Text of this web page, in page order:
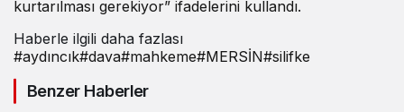
kurtarılması gerekiyor” ifadelerini kullandı.
Haberle ilgili daha fazlası
#aydıncık#dava#mahkeme#MERSİN#silifke
Benzer Haberler